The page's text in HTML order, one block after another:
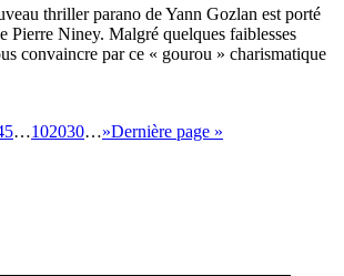
thriller parano de Yann Gozlan est porté
Pierre Niney. Malgré quelques faiblesses
convaincre par ce « gourou » charismatique
5…102030…»Dernière page »